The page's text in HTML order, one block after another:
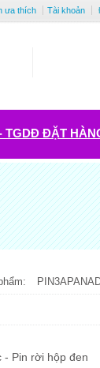
ưa thích Tài khoản
TGDĐ ĐẶT
- Pin rời hộp đen